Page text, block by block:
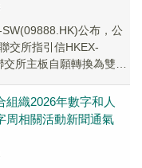
SW(09888.HK)公布，公
交所指引信HKEX-
所主板自願轉換為雙重
組織2026年數字和人
周相關活動新聞通氣